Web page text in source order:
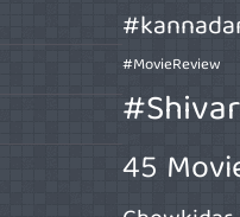
#MovieReview
45